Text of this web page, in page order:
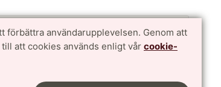
förbättra användarupplevelsen. Genom att
att cookies används enligt vår cookie-